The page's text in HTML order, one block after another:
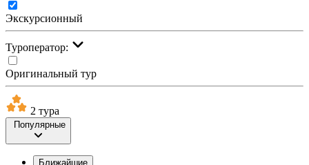
Экскурсионный
Туроператор:
Оригинальный тур
2 тура
Популярные
Ближайшие